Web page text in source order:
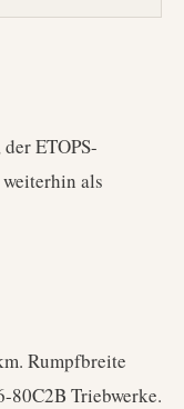
ETOPS-
als
Rumpfbreite
80C2B Triebwerke.